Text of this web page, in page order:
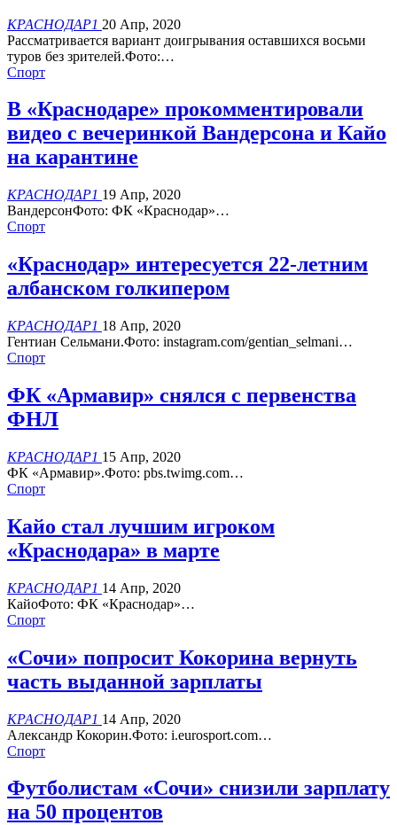
КРАСНОДАР1 20 Апр, 2020
Рассматривается вариант доигрывания оставшихся восьми
туров без зрителей.Фото:…
Спорт
В «Краснодаре» прокомментировали
видео с вечеринкой Вандерсона и Кайо
на карантине
КРАСНОДАР1 19 Апр, 2020
ВандерсонФото: ФК «Краснодар»…
Спорт
«Краснодар» интересуется 22-летним
албанском голкипером
КРАСНОДАР1 18 Апр, 2020
Гентиан Сельмани.Фото: instagram.com/gentian_selmani…
Спорт
ФК «Армавир» снялся с первенства
ФНЛ
КРАСНОДАР1 15 Апр, 2020
ФК «Армавир».Фото: pbs.twimg.com…
Спорт
Кайо стал лучшим игроком
«Краснодара» в марте
КРАСНОДАР1 14 Апр, 2020
КайоФото: ФК «Краснодар»…
Спорт
«Сочи» попросит Кокорина вернуть
часть выданной зарплаты
КРАСНОДАР1 14 Апр, 2020
Александр Кокорин.Фото: i.eurosport.com…
Спорт
Футболистам «Сочи» снизили зарплату
на 50 процентов